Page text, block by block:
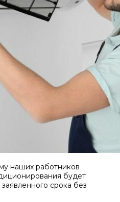
наших работников
будет
срока без